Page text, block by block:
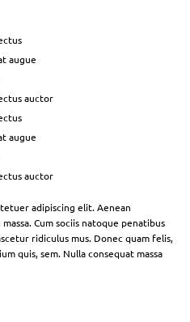
augue
auctor
augue
auctor
adipiscing elit. Aenean
Cum sociis natoque penatibus
ridiculus mus. Donec quam felis,
quis, sem. Nulla consequat massa